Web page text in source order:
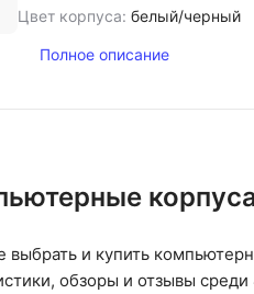
Цвет корпуса: белый/черный
Полное описание
и купить
обзоры и отзывы